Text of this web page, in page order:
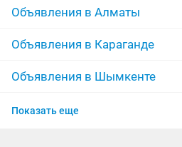
шкаф гардероб шкаф для
Объявления в Алматы
Объявления в Караганде
Объявления в Шымкенте
Объявления в Усть-
Показать еще